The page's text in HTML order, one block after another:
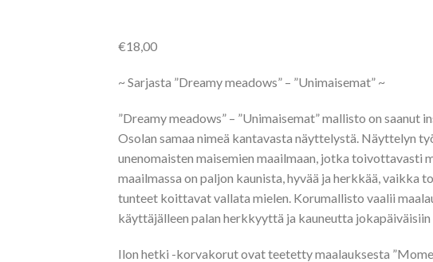
€18,00
~ Sarjasta ”Dreamy meadows” – ”Unimaisemat” ~
”Dreamy meadows” – ”Unimaisemat” mallisto on saanut
Osolan samaa nimeä kantavasta näyttelystä. Näyttelyn
unenomaisten maisemien maailmaan, jotka toivottavasti
maailmassa on paljon kaunista, hyvää ja herkkää, vaikka
tunteet koittavat vallata mielen. Korumallisto vaalii
käyttäjälleen palan herkkyyttä ja kauneutta
Ilon hetki -korvakorut ovat teetetty maalauksesta